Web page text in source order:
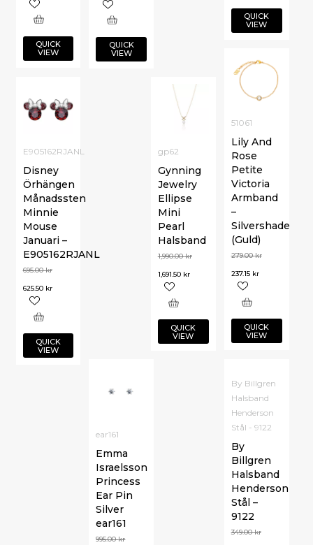
QUICK
VIEW
QUICK
VIEW
QUICK
VIEW
51061
Lily And
Rose
Petite
Victoria
Armband
–
Silvershade
(Guld)
279.00kr
237.15 kr
QUICK
VIEW
E905162RJANL
Disney
Örhängen
Månadssten
Minnie
Mouse
Januari –
E905162RJANL
695.00kr
625.50 kr
QUICK
VIEW
gp62
Gynning
Jewelry
Ellipse
Mini
Pearl
Halsband
1,990.00kr
1,691.50 kr
QUICK
VIEW
ear161
Emma
Israelsson
Princess
Ear Pin
Silver
ear161
995.00kr
By Billgren
Halsband
Henderson
Stål - 9122
By
Billgren
Halsband
Henderson
Stål –
9122
349.00kr